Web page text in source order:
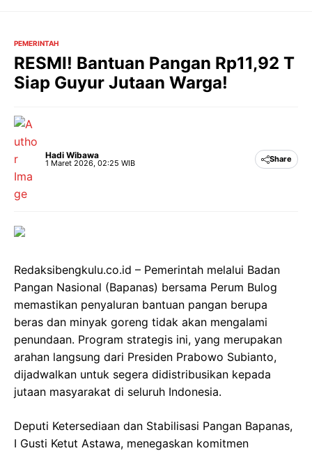
PEMERINTAH
RESMI! Bantuan Pangan Rp11,92 T
Siap Guyur Jutaan Warga!
Hadi Wibawa
1 Maret 2026, 02:25 WIB Share
Redaksibengkulu.co.id – Pemerintah melalui Badan
Pangan Nasional (Bapanas) bersama Perum Bulog
memastikan penyaluran bantuan pangan berupa
beras dan minyak goreng tidak akan mengalami
penundaan. Program strategis ini, yang merupakan
arahan langsung dari Presiden Prabowo Subianto,
dijadwalkan untuk segera didistribusikan kepada
jutaan masyarakat di seluruh Indonesia.
Deputi Ketersediaan dan Stabilisasi Pangan Bapanas,
I Gusti Ketut Astawa, menegaskan komitmen